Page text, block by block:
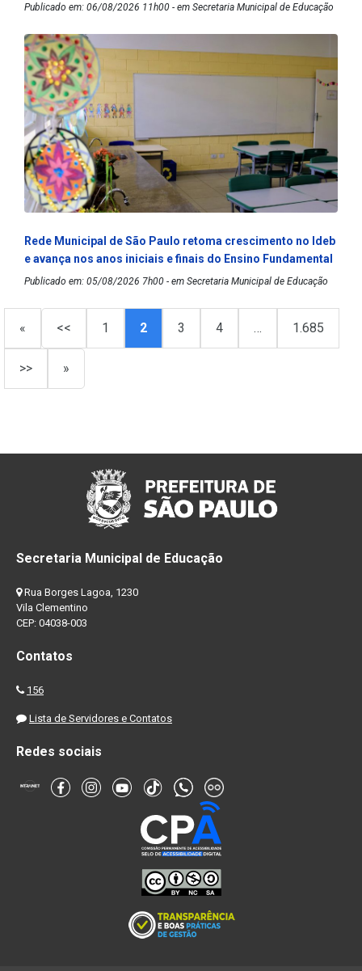
Publicado em: 06/08/2026 11h00 - em Secretaria Municipal de Educação
Rede Municipal de São Paulo retoma crescimento no Ideb
e avança nos anos iniciais e finais do Ensino Fundamental
Publicado em: 05/08/2026 7h00 - em Secretaria Municipal de Educação
« << 1 2 3 4 … 1.685
>> »
Secretaria Municipal de Educação
Rua Borges Lagoa, 1230
Vila Clementino
CEP: 04038-003
Contatos
156
Lista de Servidores e Contatos
Redes sociais